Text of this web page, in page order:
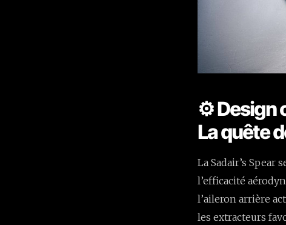
⚙️ Design
La quête
La Sadair’s
l’efficacité
l’aileron arrière
les extracteurs